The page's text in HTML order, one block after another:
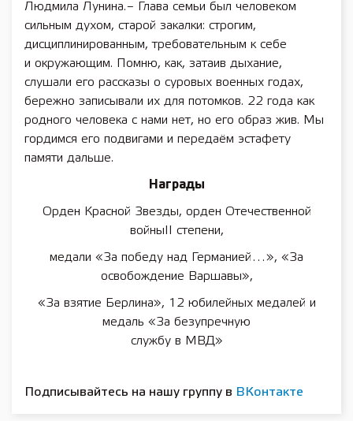
Людмила Лунина. – Глава семьи был человеком
сильным духом, старой закалки: строгим,
дисциплинированным, требовательным к себе
и окружающим. Помню, как, затаив дыхание,
слушали его рассказы о суровых военных годах,
бережно записывали их для потомков. 22 года как
родного человека с нами нет, но его образ жив. Мы
гордимся его подвигами и передаём эстафету
памяти дальше.
Награды
Орден Красной Звезды, орден Отечественной
войныII степени,
медали «За победу над Германией…», «За
освобождение Варшавы»,
«За взятие Берлина», 12 юбилейных медалей и
медаль «За безупречную
службу в МВД»
Подписывайтесь на нашу группу в ВКонтакте